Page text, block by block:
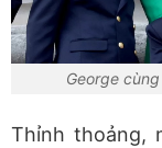
George
Thỉnh thoảng,